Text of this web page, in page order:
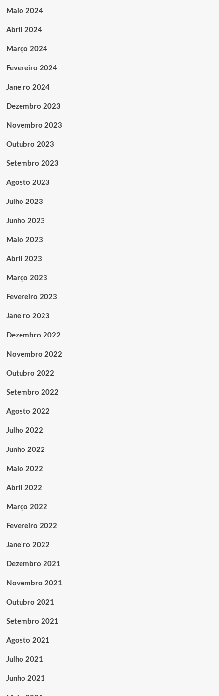
Maio 2024
Abril 2024
Março 2024
Fevereiro 2024
Janeiro 2024
Dezembro 2023
Novembro 2023
Outubro 2023
Setembro 2023
Agosto 2023
Julho 2023
Junho 2023
Maio 2023
Abril 2023
Março 2023
Fevereiro 2023
Janeiro 2023
Dezembro 2022
Novembro 2022
Outubro 2022
Setembro 2022
Agosto 2022
Julho 2022
Junho 2022
Maio 2022
Abril 2022
Março 2022
Fevereiro 2022
Janeiro 2022
Dezembro 2021
Novembro 2021
Outubro 2021
Setembro 2021
Agosto 2021
Julho 2021
Junho 2021